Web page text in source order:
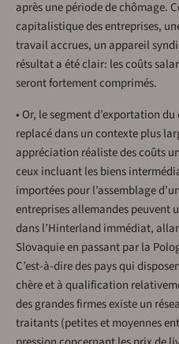
après une période de chômage.
capitalistique des entreprises,
travail accrues, un appareil
résultat a été clair: les coûts
seront fortement comprimés.
• Or, le segment d’exportation
replacé dans un contexte plus
appréciation réaliste des coûts
ceux incluant les biens
importées pour l’assemblage
entreprises allemandes peuvent
dans l’Hinterland immédiat,
Slovaquie en passant par la
C’est-à-dire des pays qui
chère et à qualification
des grandes firmes existe un
traitants (petites et moyennes